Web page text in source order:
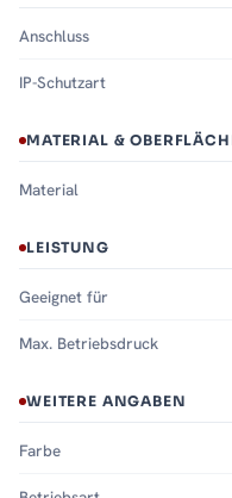
Anschluss
IP-Schutzart
MATERIAL &
Material
LEISTUNG
Geeignet für
Max. Betriebsdruck
WEITERE ANGABEN
Farbe